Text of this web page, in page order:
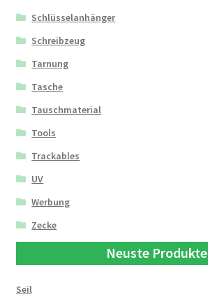
Schlüsselanhänger
Schreibzeug
Tarnung
Tasche
Tauschmaterial
Tools
Trackables
UV
Werbung
Zecke
Neuste Produkte
Seil